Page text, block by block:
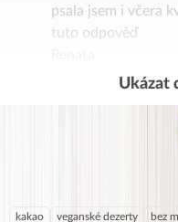
psala jsem i včera
tuto odpověď
Ukázat
kakao veganské dezerty bez